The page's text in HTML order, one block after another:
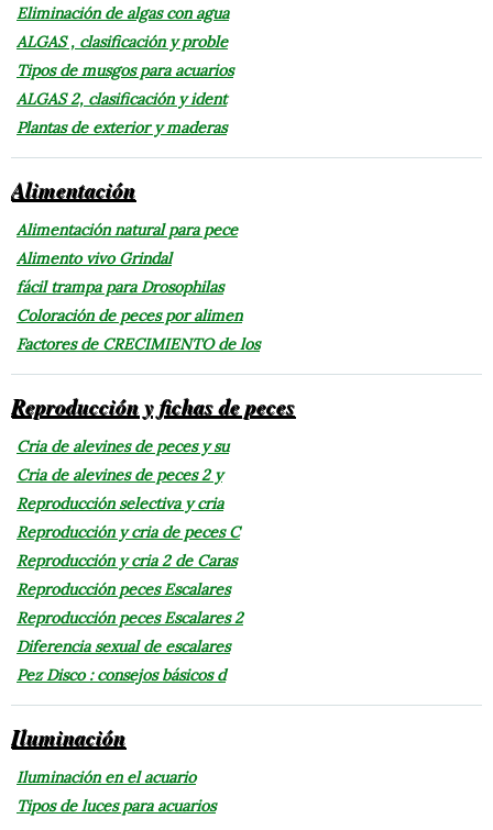
Eliminación de algas con agua
ALGAS , clasificación y proble
Tipos de musgos para acuarios
ALGAS 2, clasificación y ident
Plantas de exterior y maderas
Alimentación
Alimentación natural para pece
Alimento vivo Grindal
fácil trampa para Drosophilas
Coloración de peces por alimen
Factores de CRECIMIENTO de los
Reproducción y fichas de peces
Cria de alevines de peces y su
Cria de alevines de peces 2 y
Reproducción selectiva y cria
Reproducción y cria de peces C
Reproducción y cria 2 de Caras
Reproducción peces Escalares
Reproducción peces Escalares 2
Diferencia sexual de escalares
Pez Disco : consejos básicos d
Iluminación
Iluminación en el acuario
Tipos de luces para acuarios